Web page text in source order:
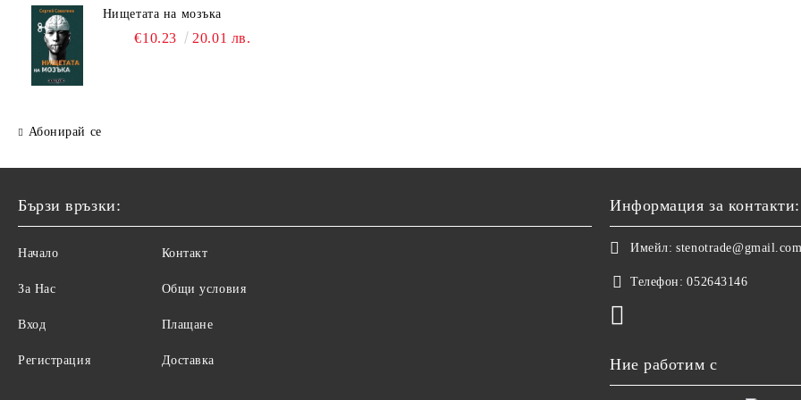
Нищетата на мозъка
€10.23 20.01 лв.
Абонирай се
Бързи връзки:
Начало
За Нас
Вход
Регистрация
Контакт
Общи условия
Плащане
Доставка
Информация за контакти:
Имейл:
Телефон: 052643146
Ние работим с